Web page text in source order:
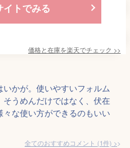
イトでみる
価格と在庫を楽天でチェック >>
かが。使いやすいフォルム
うめんだけではなく、伏在
な使い方ができるのもいい
全てのおすすめコメント (1件) >